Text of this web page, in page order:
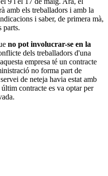
amb els treballadors i amb la
i saber, de primera mà,
parts.
no pot involucrar-se en la
dels treballadors d'una
empresa té un contracte
no forma part de
de neteja havia estat amb
contracte es va optar per